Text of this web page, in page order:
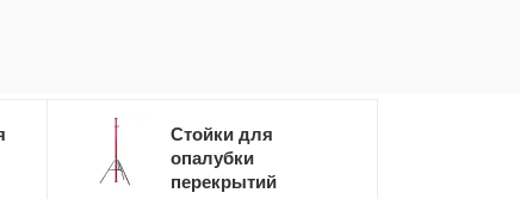
Генераторы
Стойки для
опалубки
перекрытий